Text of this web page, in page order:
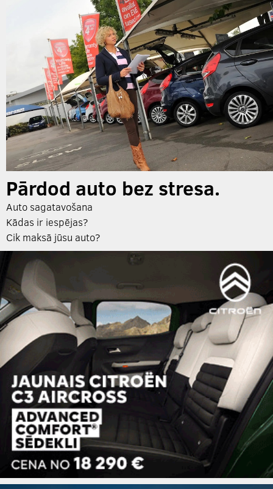
Pārdod auto bez stresa.
Auto sagatavošana
Kādas ir iespējas?
Cik maksā jūsu auto?